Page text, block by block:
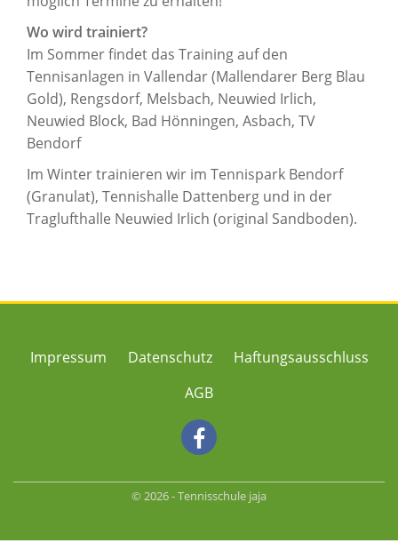
Wo wird trainiert?
Im Sommer findet das Training auf den
Tennisanlagen in Vallendar (Mallendarer Berg Blau
Gold), Rengsdorf, Melsbach, Neuwied Irlich,
Neuwied Block, Bad Hönningen, Asbach, TV
Bendorf
Im Winter trainieren wir im Tennispark Bendorf
(Granulat), Tennishalle Dattenberg und in der
Traglufthalle Neuwied Irlich (original Sandboden).
Secondary
Impressum Datenschutz
Haftungsausschluss
AGB
© 2026 - Tennisschule jaja